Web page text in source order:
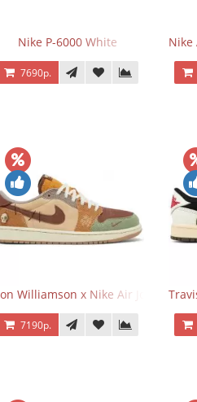
Nike P-6000 White
7690р.
Nike
Low OG SP Black Phantom
Williamson x Nike Air Jordan 1
7190р.